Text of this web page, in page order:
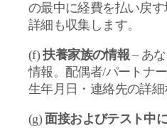
の最中に経費を払い戻
詳細も収集します。
(f)扶養家族の情報– あ
情報。配偶者/パートナ
生年月日・連絡先の詳細
(g) 面接およびテスト中